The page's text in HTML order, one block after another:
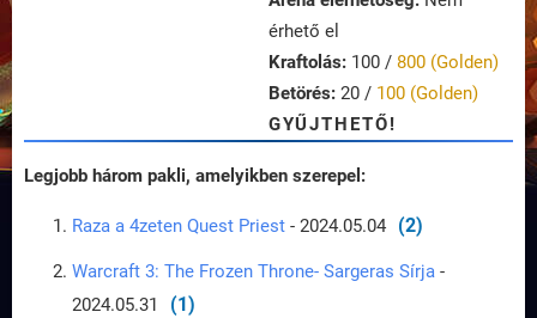
érhető el
Kraftolás: 100 / 800 (Golden)
Betörés: 20 / 100 (Golden)
GYŰJTHETŐ!
Legjobb három pakli, amelyikben szerepel:
Raza a 4zeten Quest Priest - 2024.05.04 (2)
Warcraft 3: The Frozen Throne- Sargeras Sírja -
2024.05.31
(1)